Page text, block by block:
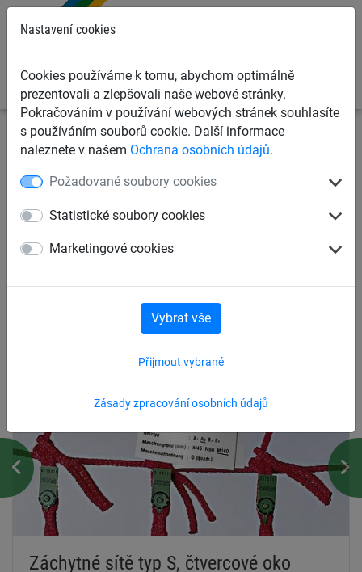
Nastavení cookies
Cookies používáme k tomu, abychom optimálně
prezentovali a zlepšovali naše webové stránky.
Pokračováním v používání webových stránek souhlasíte
s používáním souborů cookie. Další informace
naleznete v našem Ochrana osobních údajů.
Požadované soubory cookies
Statistické soubory cookies
Marketingové cookies
Zásady zpracování osobních údajů
Přijmout vybrané
Vybrat vše
Záchytné bezpečnostní sítě
. Huck vyrábí prvotřídní záchytné
sítě splňující všechny bezpečnostní požadavky. Své
uplatnění v průmyslu a stavebnictví nachází také
. Německý materiál a česká výroba jsou
z výšek jsou vyráběny dle EN 1263-1 s
certifikací bezpečnosti. V případě dotazů nebo pro
vytvoření objednávky nás neváhejtekontaktovat
Více informací
Záchytné sítě typ S, čtvercové oko